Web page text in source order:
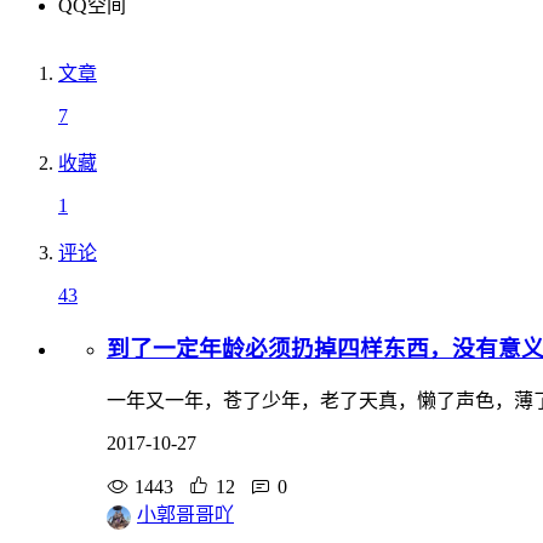
QQ空间
文章
7
收藏
1
评论
43
到了一定年龄必须扔掉四样东西，没有意
一年又一年，苍了少年，老了天真，懒了声色，
2017-10-27
1443 12
0
小郭哥哥吖